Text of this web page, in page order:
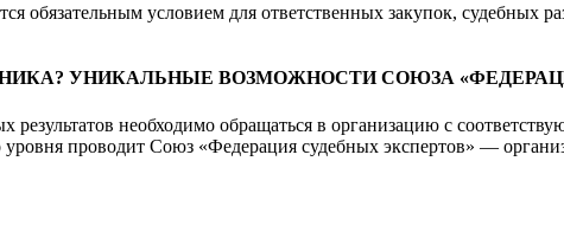
обязательным условием для ответственных закупок, судебных
УНИКАЛЬНЫЕ ВОЗМОЖНОСТИ СОЮЗА
необходимо обращаться в организацию с
проводит Союз «Федерация судебных экспертов» —